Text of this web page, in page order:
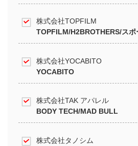
株式会社TOPFILM
TOPFILM/H2BROTHERS/ス
株式会社YOCABITO
YOCABITO
株式会社TAK アパレル
BODY TECH/MAD BULL
株式会社タノシム